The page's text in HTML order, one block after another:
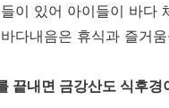
이 있어 아이들이 바다
다내음은 휴식과 즐거
끝내면 금강산도 식후경